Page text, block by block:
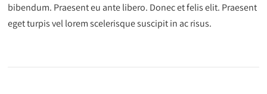
bibendum. Praesent eu ante libero. Donec et felis elit. Praesent
eget turpis vel lorem scelerisque suscipit in ac risus.